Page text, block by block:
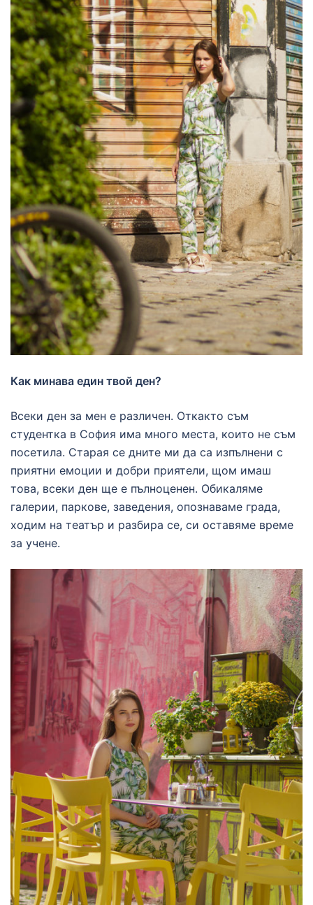
Как минава един твой ден?
Всеки ден за мен е различен. Откакто съм
студентка в София има много места, които не съм
посетила. Старая се дните ми да са изпълнени с
приятни емоции и добри приятели, щом имаш
това, всеки ден ще е пълноценен. Обикаляме
галерии, паркове, заведения, опознаваме града,
ходим на театър и разбира се, си оставяме време
за учене.